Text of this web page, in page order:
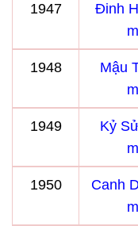
1947
Đinh
1948
Mậu
1949
Kỷ
1950
Canh